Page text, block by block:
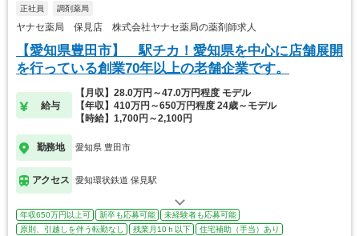
正社員 調剤薬局
ヤナセ薬局 保見店 株式会社ヤナセ薬局の薬剤師求人
【愛知県豊田市】 駅チカ！愛知県を中心に店舗展開
を行っている創業70年以上の老舗企業です。
給与
【月収】28.0万円～47.0万円程度 モデル
【年収】410万円～650万円程度 24歳～モデル
【時給】1,700円～2,100円
勤務地 愛知県 豊田市
アクセス 愛知環状鉄道 保見駅
年収650万円以上可 新卒も応募可能
未経験者も応募可能
原則、引越しを伴う転勤なし
残業月10ｈ以下
住宅補助（手当）あり